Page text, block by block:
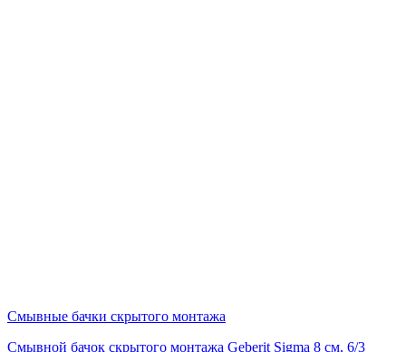
Смывные бачки скрытого монтажа
Смывной бачок скрытого монтажа Geberit Sigma 8 см, 6/3